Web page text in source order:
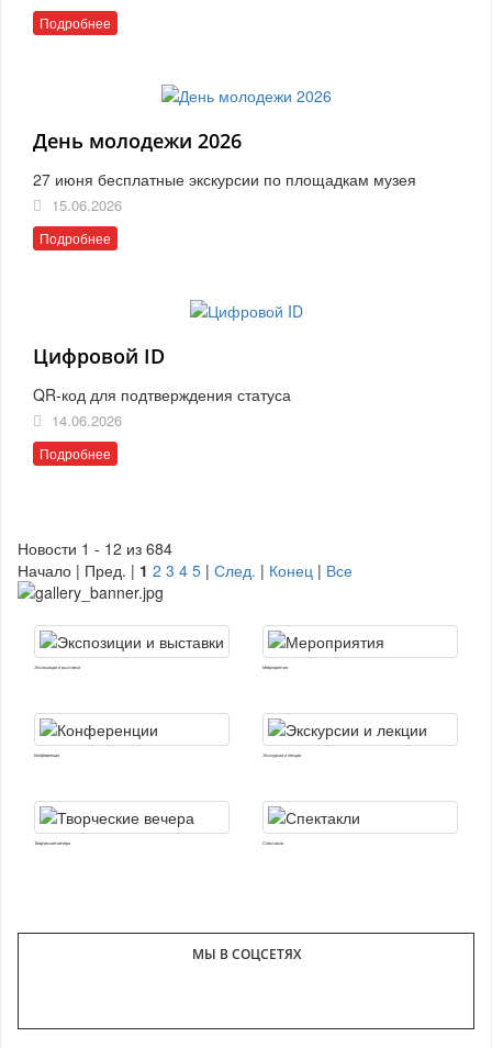
Подробнее
День молодежи 2026
27 июня бесплатные экскурсии по площадкам музея
15.06.2026
Подробнее
Цифровой ID
QR-код для подтверждения статуса
14.06.2026
Подробнее
Новости 1 - 12 из 684
Начало | Пред. | 1 2 3 4 5 | След. | Конец | Все
Экспозиции и выставки Мероприятия
Конференции Экскурсии и лекции
Творческие вечера Спектакли
МЫ В СОЦСЕТЯХ